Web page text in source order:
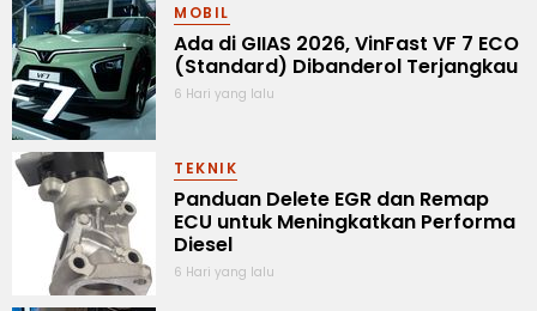
MOBIL
Ada di GIIAS 2026, VinFast VF 7 ECO
(Standard) Dibanderol Terjangkau
6 Hari yang lalu
TEKNIK
Panduan Delete EGR dan Remap
ECU untuk Meningkatkan Performa
Diesel
6 Hari yang lalu